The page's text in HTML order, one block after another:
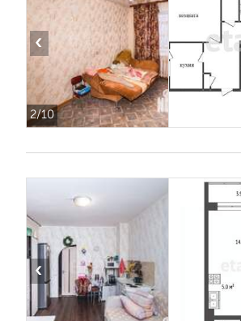
2/10
‹
‹